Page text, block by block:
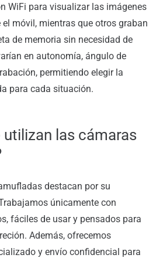
WiFi para visualizar las imágenes
móvil, mientras que otros graban
de memoria sin necesidad de
en autonomía, ángulo de
permitiendo elegir la
para cada situación.
utilizan las cámaras
destacan por su
únicamente con
fáciles de usar y pensados para
Además, ofrecemos
y envío confidencial para